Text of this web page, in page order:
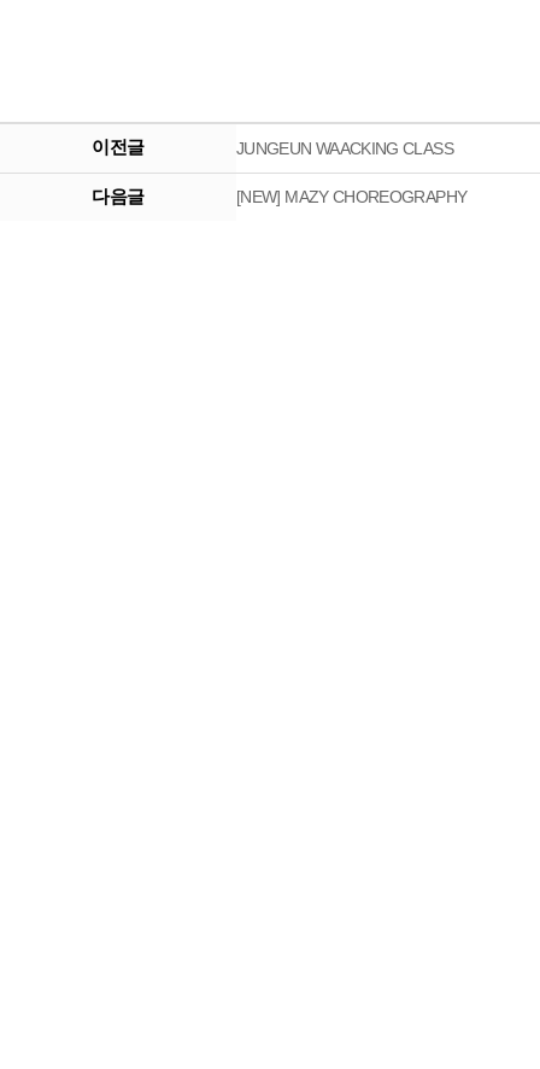
이전글 JUNGEUN WAACKING CLASS
다음글 [NEW] MAZY CHOREOGRAPHY